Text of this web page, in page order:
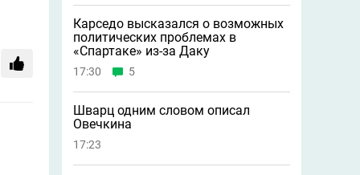
Карседо высказался о возможных
политических проблемах в
«Спартаке» из-за Даку
17:30 5
Шварц одним словом описал
Овечкина
17:23